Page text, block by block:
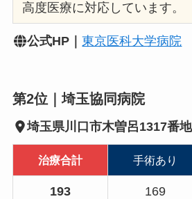
高度医療に対応しています。
公式HP｜東京医科大学病院
第2位｜埼玉協同病院
埼玉県川口市木曽呂1317番地
治療合計 手術あり
193 169